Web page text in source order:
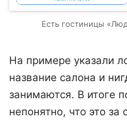
Есть гостиницы
На примере указали
название салона и
занимаются. В итоге
непонятно, что это за